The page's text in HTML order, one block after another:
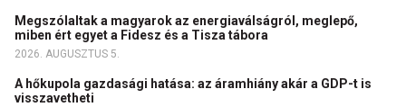
Megszólaltak a magyarok az energiaválságról, meglepő,
miben ért egyet a Fidesz és a Tisza tábora
2026. AUGUSZTUS 5.
A hőkupola gazdasági hatása: az áramhiány akár a GDP-t is
visszavetheti